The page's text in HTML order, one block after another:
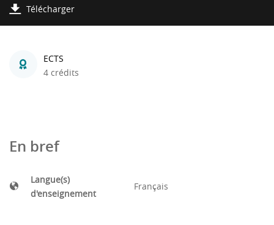
Télécharger
ECTS
4 crédits
En bref
Langue(s)
d'enseignement
Français